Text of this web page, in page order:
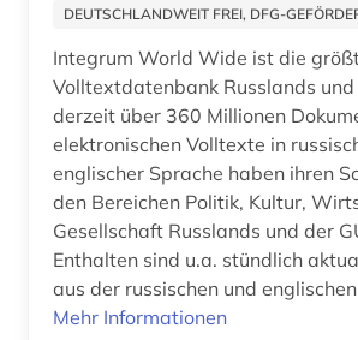
familie (1)
fid asien (2)
fid darstellende kunst (1)
fid slawistik (2)
film (2)
finnland (2)
Hessen (1)
Israel (2)
Italien (2)
Jugoslawien (2)
Kanada (1)
DEUTSCHLANDWEIT FREI, DFG-
Integrum World Wide ist die
Volltextdatenbank Russlands
derzeit über 360 Millionen
elektronischen Volltexte in
englischer Sprache haben ihren
den Bereichen Politik, Kultur,
Gesellschaft Russlands und der
Enthalten sind u.a. stündlich
aus der russischen und
Mehr Informationen